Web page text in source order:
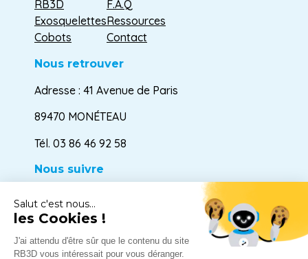
Salut c'est nous...
les Cookies !
J'ai attendu d'être sûr que le contenu du site
RB3D vous intéressait pour vous déranger.
RB3D
Exosquelettes
Cobots
F.A.Q
Ressources
Contact
Nous retrouver
Adresse : 41 Avenue de Paris
89470 MONÉTEAU
Tél. 03 86 46 92 58
Nous suivre
Mentions légales